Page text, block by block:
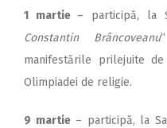
1 martie – participă, la
Constantin Brâncoveanu
manifestările prilejuite
Olimpiadei de religie.
9 martie– participă, la